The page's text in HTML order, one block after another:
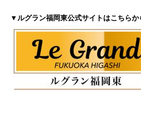
▼ルグラン福岡東公式サイトはこちらか